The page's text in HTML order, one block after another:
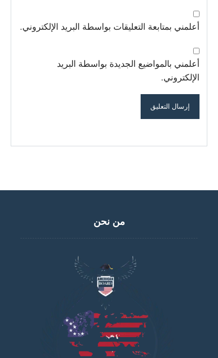
أعلمني بمتابعة التعليقات بواسطة البريد الإلكتروني.
أعلمني بالمواضيع الجديدة بواسطة البريد
الإلكتروني.
من نحن